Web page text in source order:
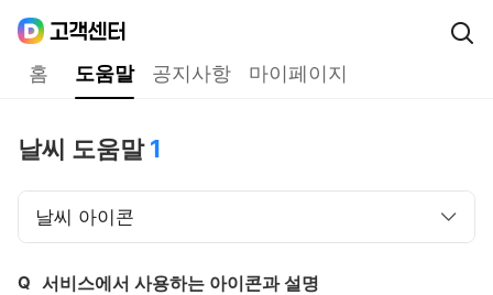
홈 도움말 공지사항 마이페이지
날씨 도움말 1
날씨 아이콘
Q 서비스에서 사용하는 아이콘과 설명